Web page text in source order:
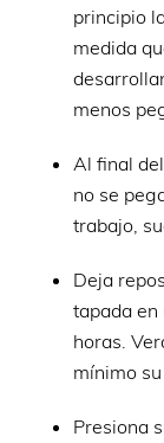
principio
medida
menos
Al final
no se
trabajo,
Deja
tapada
horas.
mínimo su
Presiona